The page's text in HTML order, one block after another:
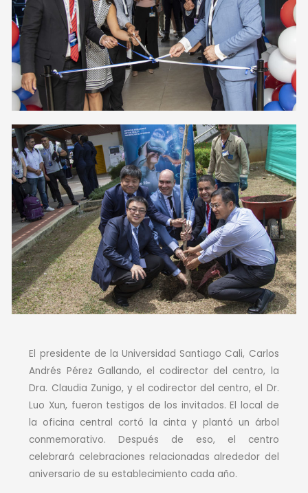
El presidente de la Universidad Santiago Cali, Carlos
Andrés Pérez Gallando, el codirector del centro, la
Dra. Claudia Zunigo, y el codirector del centro, el Dr.
Luo Xun, fueron testigos de los invitados. El local de
la oficina central cortó la cinta y plantó un árbol
conmemorativo. Después de eso, el centro
celebrará celebraciones relacionadas alrededor del
aniversario de su establecimiento cada año.